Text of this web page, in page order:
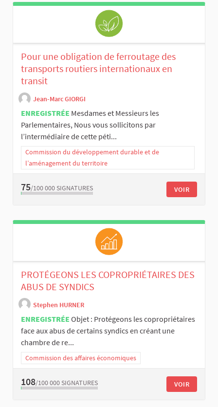
Pour une obligation de ferroutage des
transports routiers internationaux en
transit
Jean-Marc GIORGI
ENREGISTRÉE Mesdames et Messieurs les
Parlementaires, Nous vous sollicitons par
l’intermédiaire de cette péti...
Commission du développement durable et de
l’aménagement du territoire
75/100 000 SIGNATURES VOIR
PROTÉGEONS LES COPROPRIÉTAIRES DES
ABUS DE SYNDICS
Stephen HURNER
ENREGISTRÉE Objet : Protégeons les copropriétaires
face aux abus de certains syndics en créant une
chambre de re...
Commission des affaires économiques
108/100 000 SIGNATURES VOIR